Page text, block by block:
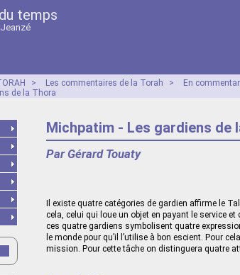
temps
> Les commentaires de la Torah > En
de la Thora
Michpatim - Les gardiens de
Par Gérard Touaty
Il existe quatre catégories de gardien affirme le
cela, celui qui loue un objet en payant le service
ces quatre gardiens symbolisent quatre
le monde pour qu’il l’utilise à bon escient. Pour
mission. Pour cette tâche on distinguera quatre